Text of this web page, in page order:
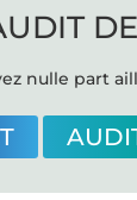
nulle part